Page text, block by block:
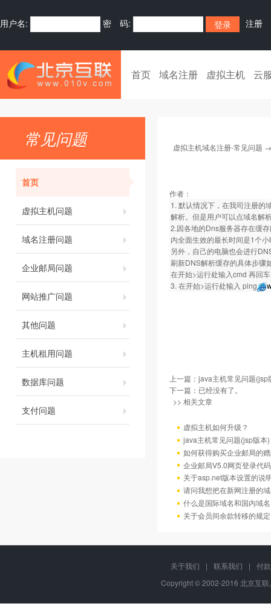
用户名: 密 码: 注册
首页 域名注册 虚拟主机 云
常见问题
首页
虚拟主机问题
域名注册问题
企业邮局问题
网站推广问题
其他问题
主机租用问题
数据库问题
支付问题
虚拟主机域名注册-常见问题
作者：
1. 默认情况下，在我司注册的
解析。但是用户可以点域名解
2.因各地的Dns服务器存在缓
内全面生效的最长时间是1个
另外，自己的电脑也会进行
刷新DNS解析缓存的具体步骤
在开始>运行处输入cmd 再回
3. 在开始>运行处输入 ping
上一篇： java主机常见问题(jsp
下一篇：已经没有了。
>> 相关文章
虚拟主机如何升级？
java主机常见问题(jsp版本)
如何获得购买企业邮局的
企业邮局V5.0网页登录代码
关于asp.net版本设置的说
请问我想把在新网注册的
什么是国际域名和国内域
关于会员间余款转移的规定
关于我们 | 联系我们 |
付
Copyright © 2002-2016 北京互